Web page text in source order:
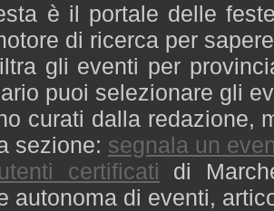
è il portale delle
di ricerca per
gli eventi per
puoi selezionare gli
curati dalla redazione,
sezione: segnala un
utenti certificati di
autonoma di eventi,